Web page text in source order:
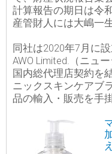
計算報告の期日は令
産管財人には大嶋一
同社は2020年7月に
AWO Limited.（ニュ
国内総代理店契約を
ニックスキンケアブ
品の輸入・販売を手